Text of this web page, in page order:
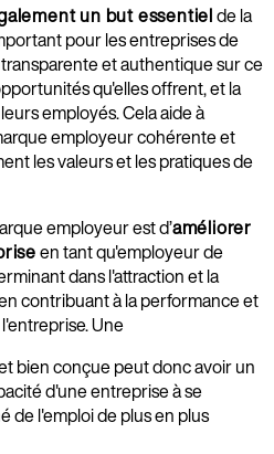
un but essentielde la
pour les entreprises de
et authentique sur ce
qu'elles offrent, et la
employés. Cela aide à
employeur cohérente et
les valeurs et les pratiques de
employeur est d’améliorer
en tant qu'employeur de
dans l'attraction et la
contribuant à la performance et
Une
bien conçue peut donc avoir un
d'une entreprise à se
de l'emploi de plus en plus